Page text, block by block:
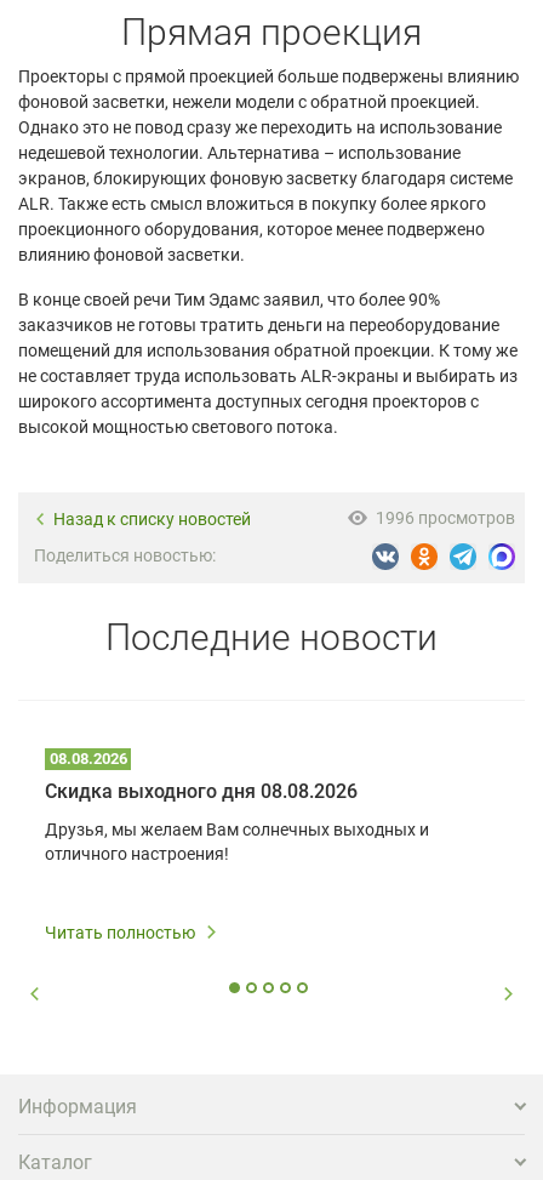
Прямая проекция
Проекторы с прямой проекцией больше подвержены влиянию
фоновой засветки, нежели модели с обратной проекцией.
Однако это не повод сразу же переходить на использование
недешевой технологии. Альтернатива – использование
экранов, блокирующих фоновую засветку благодаря системе
ALR. Также есть смысл вложиться в покупку более яркого
проекционного оборудования, которое менее подвержено
влиянию фоновой засветки.
В конце своей речи Тим Эдамс заявил, что более 90%
заказчиков не готовы тратить деньги на переоборудование
помещений для использования обратной проекции. К тому же
не составляет труда использовать ALR-экраны и выбирать из
широкого ассортимента доступных сегодня проекторов с
высокой мощностью светового потока.
Назад к списку новостей
1996 просмотров
Поделиться новостью:
Последние новости
08.08.2026
Скидка выходного дня 08.08.2026
Друзья, мы желаем Вам солнечных выходных и
отличного настроения!
Читать полностью
Информация
Каталог